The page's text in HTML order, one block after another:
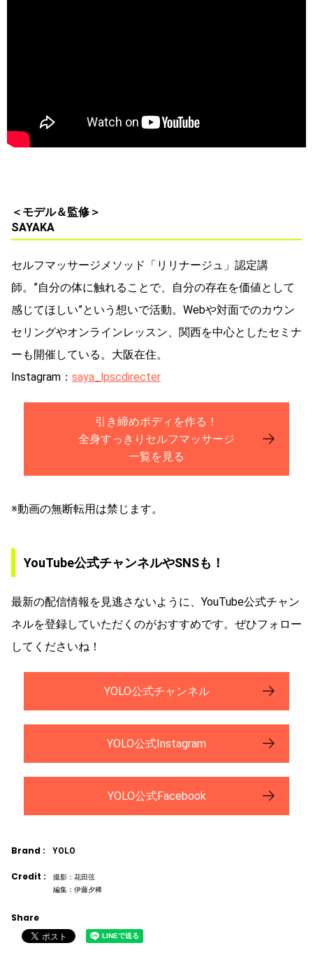
＜モデル＆監修＞
SAYAKA
セルフマッサージメソッド「リリナージュ」認定講
師。”自分の体に触れることで、自分の存在を価値として
感じてほしい”という想いで活動。Webや対面でのカウン
セリングやオンラインレッスン、関西を中心としたセミナ
ーも開催している。大阪在住。
Instagram： saya_lpscdirecter
引き締めボディを作る！
全身すっきりセルフマッサージ
一覧を見る
※動画の無断転用は禁じます。
YouTube公式チャンネルやSNSも！
最新の配信情報を見逃さないように、YouTube公式チャン
ネルを登録していただくのがおすすめです。ぜひフォロー
してくださいね！
YOLO公式チャンネル
YOLO公式Instagram
YOLO公式Facebook
Brand : YOLO
Credit :
撮影：花田弦
編集：伊藤夕稀
Share